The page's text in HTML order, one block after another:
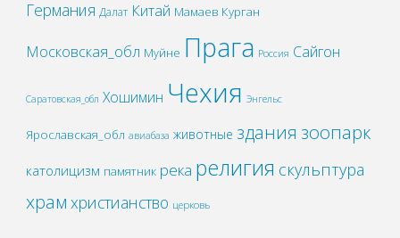
Германия Далат Китай Мамаев Курган
Московская_обл Муйне Прага Россия Сайгон
Саратовская_обл Хошимин Чехия Энгельс
Ярославская_обл авиабаза животные здания зоопарк
католицизм памятник река религия скульптура
храм христианство церковь